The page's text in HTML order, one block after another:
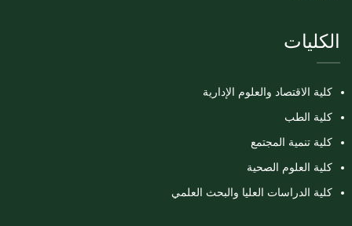
الكليات
كلية الاقتصاد والعلوم الإدارية
كلية الطب
كلية تنمية المجتمع
كلية العلوم الصحية
كلية الدراسات العليا والبحث العلمي